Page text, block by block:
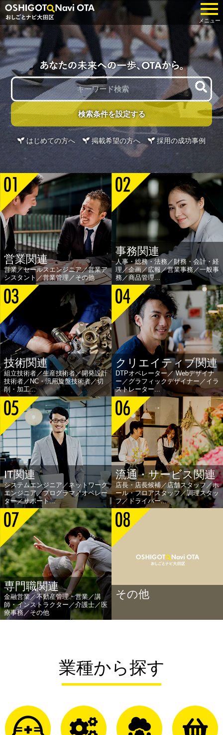
メニュー
検索条件を設定する
はじめての方へ 掲載希望の方へ 採用の成功事例
営業関連
営業／セールスエンジニア／営業ア
シスタント／営業管理／その他
事務関連
人事・総務・法務／財務・会計・経
理／企画／広報／営業事務／一般事
務／商品管理...
技術関連
組立技術者／生産技術者／開発設計
技術者／NC・汎用旋盤技術者／切
削・加工...
クリエイティブ関連
DTPオペレーター／ Webデザイナ
ー／グラフィックデザイナー／イラ
ストレーター...
IT関連
システムエンジニア／ネットワーク
エンジニア／プログラマ／オペレー
ター／サポート...
流通・サービス関連
店長・店長候補／店舗スタッフ／ホ
ール・フロアスタッフ／調理スタッ
フ／ドライバー...
専門職関連
金融営業／不動産管理・営業／講
師・インストラクター／介護士／医
療事務／その他
その他
業種から探す